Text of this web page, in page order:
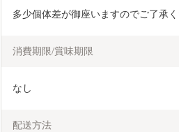
多少個体差が御座いますのでご了承
消費期限/賞味期限
なし
配送方法